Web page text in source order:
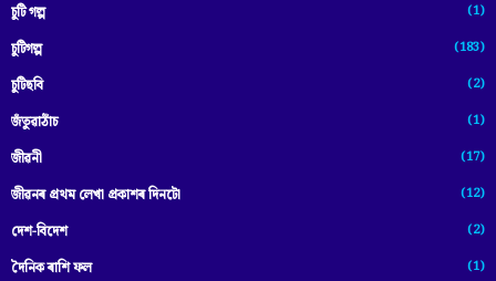
চুটি গল্প (1)
চুটিগল্প (183)
চুটিছবি (2)
জঁতুৱাঠাঁচ (1)
জীৱনী (17)
জীৱনৰ প্ৰথম লেখা প্ৰকাশৰ দিনটো (12)
দেশ-বিদেশ (2)
দৈনিক ৰাশি ফল (1)